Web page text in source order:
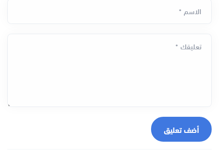
الاسم *
تعليقك *
أضف تعليق